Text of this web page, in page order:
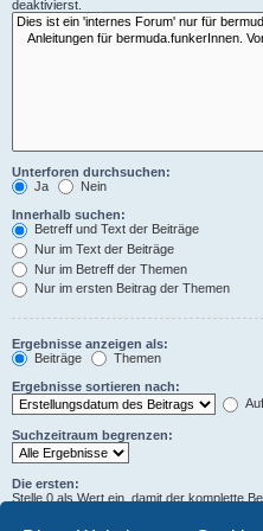
deaktivierst.
Unterforen durchsuchen:
Ja
Nein
Innerhalb suchen:
Betreff und Text der Beiträge
Nur im Text der Beiträge
Nur im Betreff der Themen
Nur im ersten Beitrag der Themen
Ergebnisse anzeigen als:
Beiträge
Themen
Ergebnisse sortieren nach:
Suchzeitraum begrenzen:
Die ersten:
Stelle 0 als Wert ein, damit der komplette